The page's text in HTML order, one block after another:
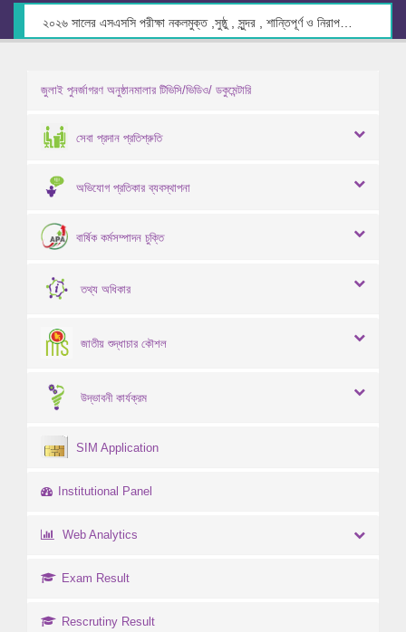
জুলাই পুনর্জাগরণ অনুষ্ঠানমালার টিভিসি/ভিডিও/ ডকুমেন্টারি
সেবা প্রদান প্রতিশ্রুতি
অভিযোগ প্রতিকার ব্যবস্থাপনা
বার্ষিক কর্মসম্পাদন চুক্তি
তথ্য অধিকার
জাতীয় শুদ্ধাচার কৌশল
উদ্ভাবনী কার্যক্রম
SIM Application
Institutional Panel
Web Analytics
Exam Result
Rescrutiny Result